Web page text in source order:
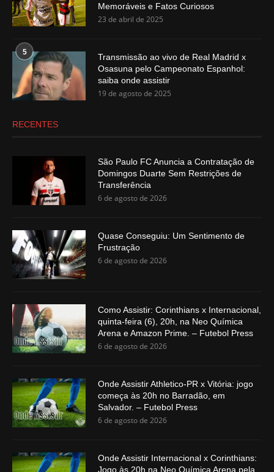
Memoráveis e Fatos Curiosos
23 de abril de 2025
5
Transmissão ao vivo de Real Madrid x
Osasuna pelo Campeonato Espanhol:
saiba onde assistir
19 de agosto de 2025
RECENTES
São Paulo FC Anuncia a Contratação de
Domingos Duarte Sem Restrições de
Transferência
6 de agosto de 2026
Quase Conseguiu: Um Sentimento de
Frustração
6 de agosto de 2026
Como Assistir: Corinthians x Internacional,
quinta-feira (6), 20h, na Neo Química
Arena e Amazon Prime. – Futebol Press
6 de agosto de 2026
Onde Assistir Athletico-PR x Vitória: jogo
começa às 20h no Barradão, em
Salvador. – Futebol Press
6 de agosto de 2026
Onde Assistir Internacional x Corinthians:
Jogo às 20h na Neo Química Arena pela